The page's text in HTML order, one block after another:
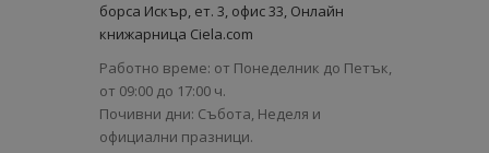
борса Искър, ет. 3, офис 33, Онлайн
книжарница Ciela.com
Работно време: от Понеделник до Петък,
от 09:00 до 17:00 ч.
Почивни дни: Събота, Неделя и
официални празници.